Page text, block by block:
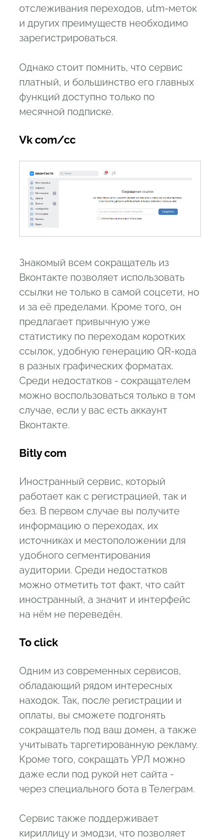
отслеживания переходов, utm-меток
и других преимуществ необходимо
зарегистрироваться.
Однако стоит помнить, что сервис
платный, и большинство его главных
функций доступно только по
месячной подписке.
Vk com/cc
Знакомый всем сокращатель из
Вконтакте позволяет использовать
ссылки не только в самой соцсети, но
и за её пределами. Кроме того, он
предлагает привычную уже
статистику по переходам коротких
ссылок, удобную генерацию QR-кода
в разных графических форматах.
Среди недостатков - сокращателем
можно воспользоваться только в том
случае, если у вас есть аккаунт
Вконтакте.
Bitly com
Иностранный сервис, который
работает как с регистрацией, так и
без. В первом случае вы получите
информацию о переходах, их
источниках и местоположении для
удобного сегментирования
аудитории. Среди недостатков
можно отметить тот факт, что сайт
иностранный, а значит и интерфейс
на нём не переведён.
To click
Одним из современных сервисов,
обладающий рядом интересных
находок. Так, после регистрации и
оплаты, вы сможете подгонять
сокращатель под ваш домен, а также
учитывать таргетированную рекламу.
Кроме того, сокращать УРЛ можно
даже если под рукой нет сайта -
через специального бота в Телеграм.
Сервис также поддерживает
кириллицу и эмодзи, что позволяет